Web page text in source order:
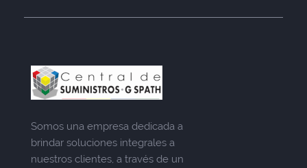
Somos una empresa dedicada a
brindar soluciones integrales a
nuestros clientes, a través de un